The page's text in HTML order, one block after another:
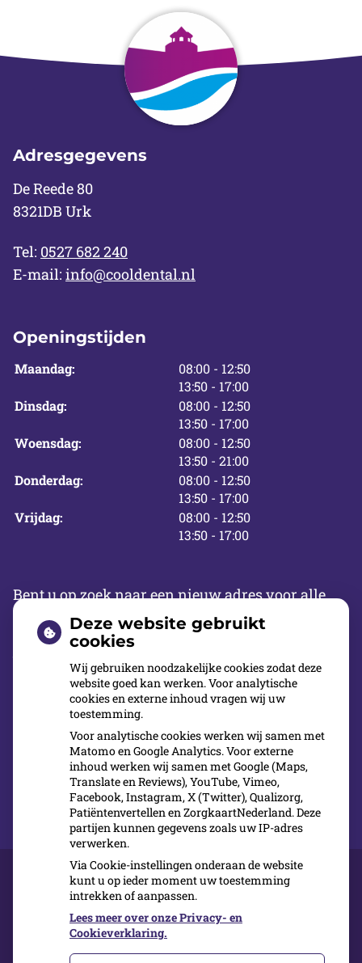
Adresgegevens
De Reede 80
8321DB Urk
Tel: 0527 682 240
E-mail: info@cooldental.nl
Openingstijden
Maandag: 08:00 tot
- 12:50
13:50 tot
- 17:00
Dinsdag:
08:00 tot
- 12:50
13:50 tot
- 17:00
Woensdag:
08:00 tot
- 12:50
13:50 tot
- 21:00
Donderdag:
08:00 tot
- 12:50
13:50 tot
- 17:00
Vrijdag:
08:00 tot
- 12:50
13:50 tot
- 17:00
Bent u op zoek naar een nieuw adres voor alle
voorkomende handelingen op het gebied van
mond-en gebitsverzorging? Een tandarts in de
buurt, bij wie u direct terecht kunt, een modern
tandheelkundig centrum? Waar ook
avondbehandelingen worden verricht en trouw
aan de nieuwste inzichten en technieken?
Meld u dan nu aan bij Cool Dental Clinic
Inschrijven
Deze website gebruikt
cookies
Wij gebruiken noodzakelijke cookies zodat deze
website goed kan werken. Voor analytische
cookies en externe inhoud vragen wij uw
toestemming.
Voor analytische cookies werken wij samen met
Matomo en Google Analytics. Voor externe
inhoud werken wij samen met Google (Maps,
Translate en Reviews), YouTube, Vimeo,
Facebook, Instagram, X (Twitter), Qualizorg,
Patiëntenvertellen en ZorgkaartNederland. Deze
partijen kunnen gegevens zoals uw IP-adres
verwerken.
Via Cookie-instellingen onderaan de website
kunt u op ieder moment uw toestemming
intrekken of aanpassen.
Lees meer over onze Privacy- en
Cookieverklaring.